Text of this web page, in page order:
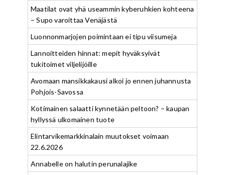
Maatilat ovat yhä useammin kyberuhkien kohteena
– Supo varoittaa Venäjästä
Luonnonmarjojen poimintaan ei tipu viisumeja
Lannoitteiden hinnat: mepit hyväksyivät
tukitoimet viljelijöille
Avomaan mansikkakausi alkoi jo ennen juhannusta
Pohjois-Savossa
Kotimainen salaatti kynnetään peltoon? – kaupan
hyllyssä ulkomainen tuote
Elintarvikemarkkinalain muutokset voimaan
22.6.2026
Annabelle on halutin perunalajike